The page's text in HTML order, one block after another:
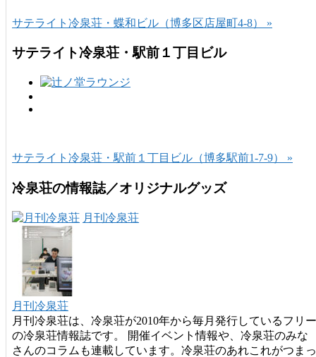
サテライト冷泉荘・蝶和ビル（博多区店屋町4-8） »
サテライト冷泉荘・駅前１丁目ビル
サテライト冷泉荘・駅前１丁目ビル（博多駅前1-7-9） »
冷泉荘の情報誌／オリジナルグッズ
月刊冷泉荘
月刊冷泉荘
月刊冷泉荘は、冷泉荘が2010年から毎月発行しているフリー
の冷泉荘情報誌です。 開催イベント情報や、冷泉荘のみな
さんのコラムも連載しています。冷泉荘のあれこれがつまっ